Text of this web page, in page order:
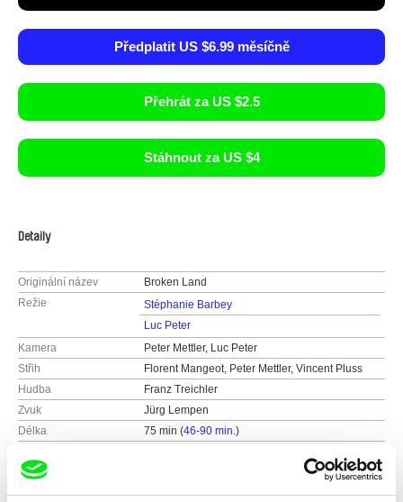
Předplatit US $6.99 měsíčně
Přehrát za US $2.5
Stáhnout za US $4
Detaily
Originální název
Broken Land
Režie
Stéphanie Barbey
Luc Peter
Kamera
Peter Mettler, Luc Peter
Střih
Florent Mangeot, Peter Mettler, Vincent Pluss
Hudba
Franz Treichler
Zvuk
Jürg Lempen
Délka
75 min (46-90 min.)
Země
Barva
Barevný